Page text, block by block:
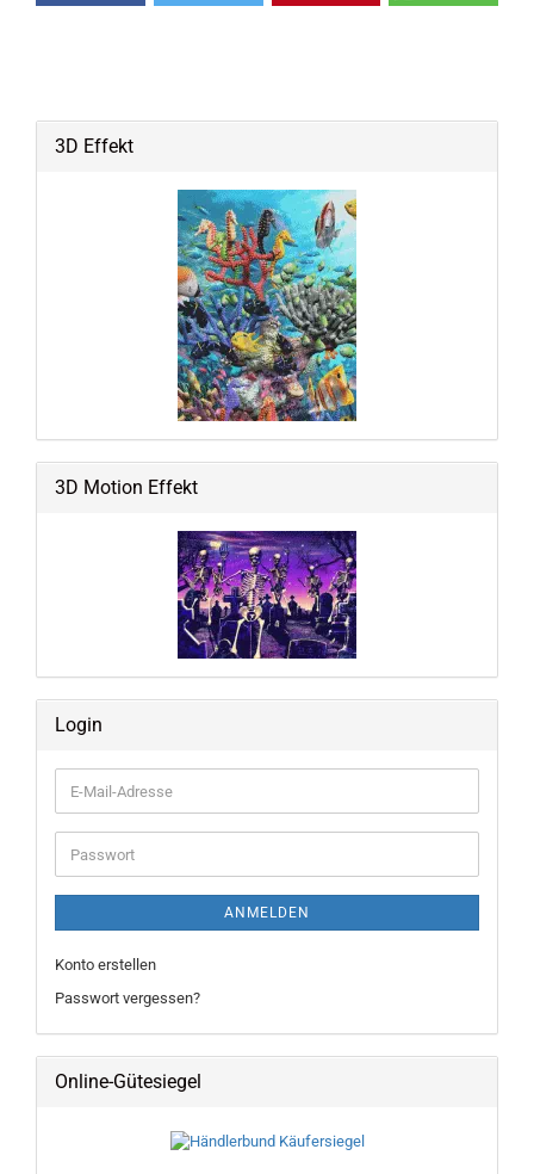
3D Effekt
3D Motion Effekt
Login
E-
Mail-
Adresse
Passwort
ANMELDEN
Konto erstellen
Passwort vergessen?
Online-Gütesiegel